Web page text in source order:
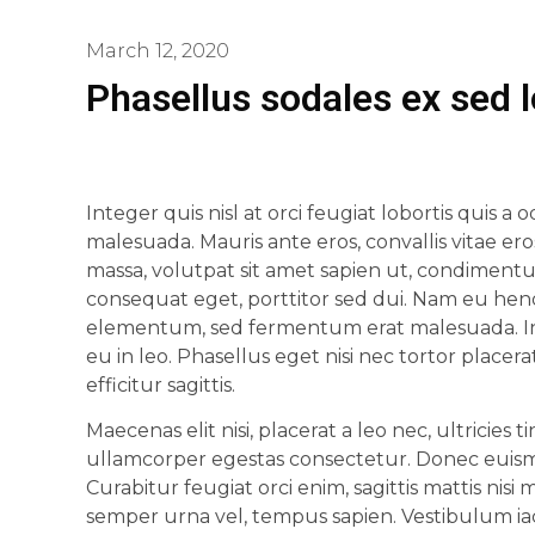
March 12, 2020
Phasellus sodales ex sed
Integer quis nisl at orci feugiat lobortis quis a
malesuada. Mauris ante eros, convallis vitae
massa, volutpat sit amet sapien ut,
consequat eget, porttitor sed dui. Nam eu
elementum, sed fermentum erat malesuada.
eu in leo. Phasellus eget nisi nec tortor
efficitur sagittis.
Maecenas elit nisi, placerat a leo nec,
ullamcorper egestas consectetur. Donec
Curabitur feugiat orci enim, sagittis mattis nisi
semper urna vel, tempus sapien. Vestibulum